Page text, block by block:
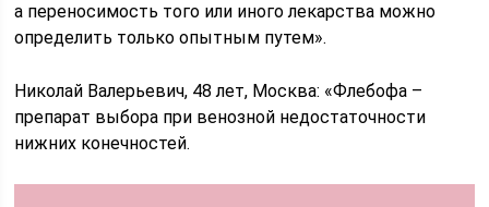
а переносимость того или иного лекарства можно
определить только опытным путем».
Николай Валерьевич, 48 лет, Москва: «Флебофа –
препарат выбора при венозной недостаточности
нижних конечностей.